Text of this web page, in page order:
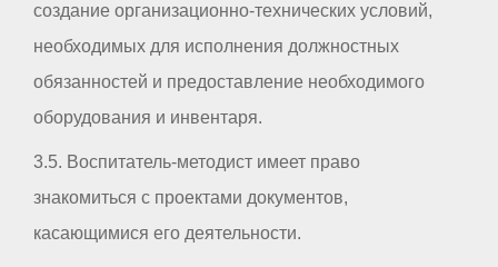
создание организационно-технических условий,
необходимых для исполнения должностных
обязанностей и предоставление необходимого
оборудования и инвентаря.
3.5. Воспитатель-методист имеет право
знакомиться с проектами документов,
касающимися его деятельности.